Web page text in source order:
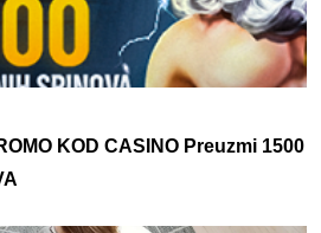
KOD CASINO Preuzmi 1500